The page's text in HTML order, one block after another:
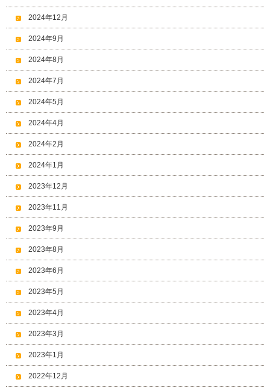
2024年12月
2024年9月
2024年8月
2024年7月
2024年5月
2024年4月
2024年2月
2024年1月
2023年12月
2023年11月
2023年9月
2023年8月
2023年6月
2023年5月
2023年4月
2023年3月
2023年1月
2022年12月